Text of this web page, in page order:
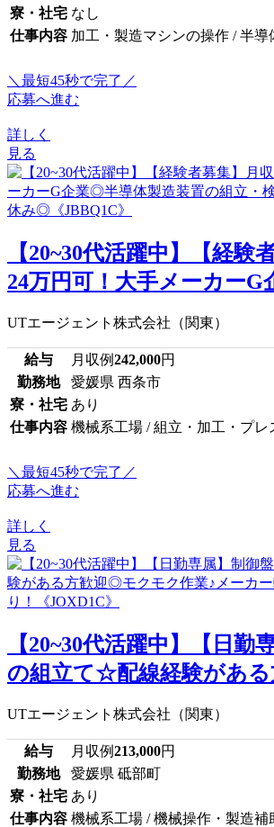
寮・社宅 なし
仕事内容 加工・製造マシンの操作 / 半導
＼最短45秒で完了／
応募へ進む
詳しく
見る
【20~30代活躍中】【経験
24万円可！大手メーカー
UTエージェント株式会社（関東）
給与 月収例242,000円
勤務地
愛媛県 西条市
寮・社宅 あり
仕事内容 機械系工場 / 組立・加工・プレ
＼最短45秒で完了／
応募へ進む
詳しく
見る
【20~30代活躍中】【日勤
の組立て☆配線経験があ
UTエージェント株式会社（関東）
給与 月収例213,000円
勤務地
愛媛県 砥部町
寮・社宅 あり
仕事内容 機械系工場 / 機械操作・製造補